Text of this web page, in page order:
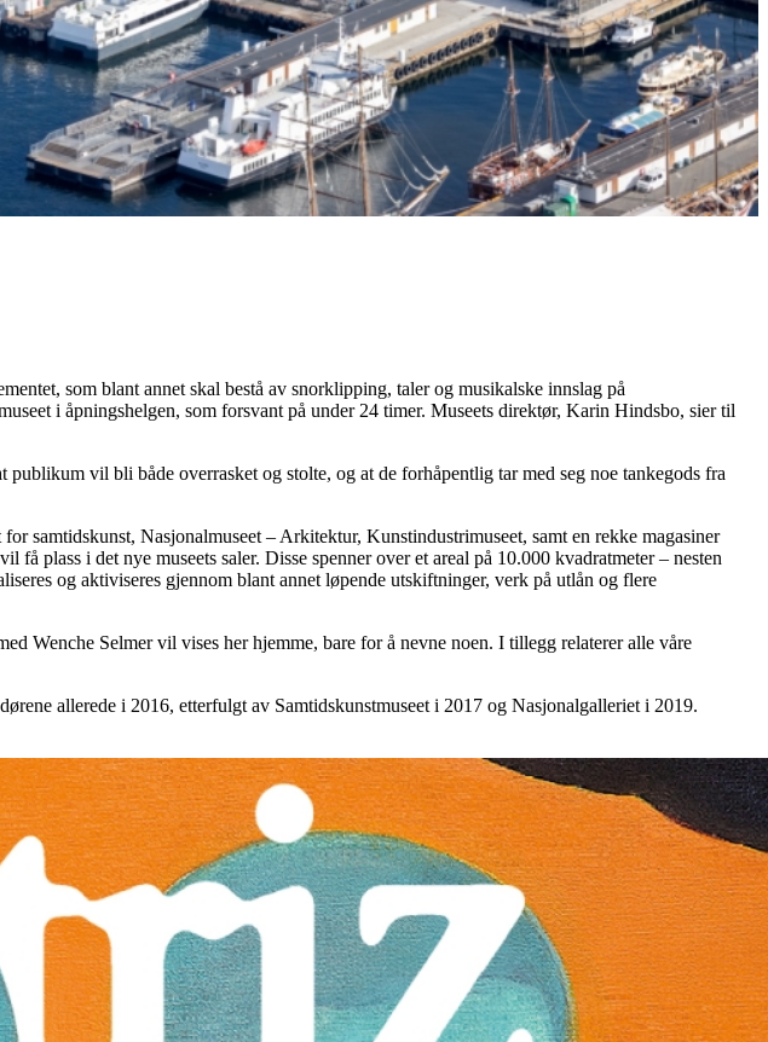
som blant annet skal bestå av snorklipping, taler og musikalske innslag på
i åpningshelgen, som forsvant på under 24 timer. Museets direktør, Karin Hindsbo, sier til
vil bli både overrasket og stolte, og at de forhåpentlig tar med seg noe tankegods fra
samtidskunst, Nasjonalmuseet ­– Arkitektur, Kunstindustrimuseet, samt en rekke magasiner
plass i det nye museets saler. Disse spenner over et areal på 10.000 kvadratmeter – nesten
og aktiviseres gjennom blant annet løpende utskiftninger, verk på utlån og flere
Wenche Selmer vil vises her hjemme, bare for å nevne noen. I tillegg relaterer alle våre
allerede i 2016, etterfulgt av Samtidskunstmuseet i 2017 og Nasjonalgalleriet i 2019.